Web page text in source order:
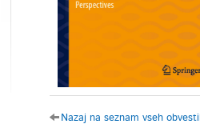
Nazaj na seznam vseh obvestil